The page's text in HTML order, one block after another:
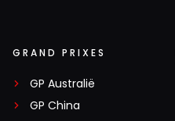
GRAND PRIXES
GP Australië
GP China